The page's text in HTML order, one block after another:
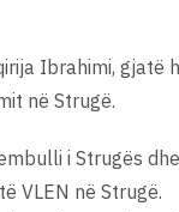
Ibrahimi, gjatë
në Strugë.
i Strugës
VLEN në Strugë.